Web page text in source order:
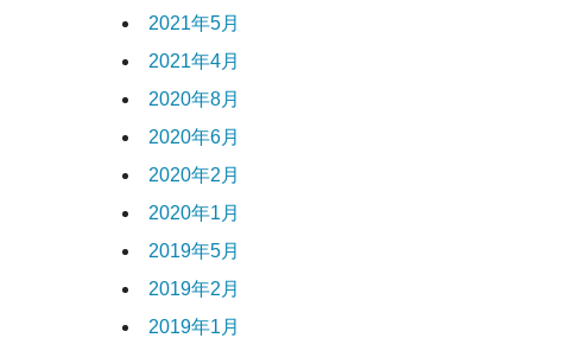
2021年5月
2021年4月
2020年8月
2020年6月
2020年2月
2020年1月
2019年5月
2019年2月
2019年1月